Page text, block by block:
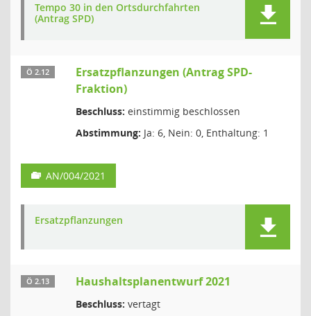
Tempo 30 in den Ortsdurchfahrten
(Antrag SPD)
Ö 2.12
Ersatzpflanzungen (Antrag SPD-
Fraktion)
Beschluss: einstimmig beschlossen
Abstimmung: Ja: 6, Nein: 0, Enthaltung: 1
AN/004/2021
Ersatzpflanzungen
Ö 2.13 Haushaltsplanentwurf 2021
Beschluss: vertagt